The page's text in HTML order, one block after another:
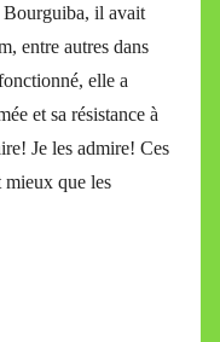
Bourguiba, il avait
entre autres dans
elle a
et sa résistance à
Je les admire! Ces
mieux que les